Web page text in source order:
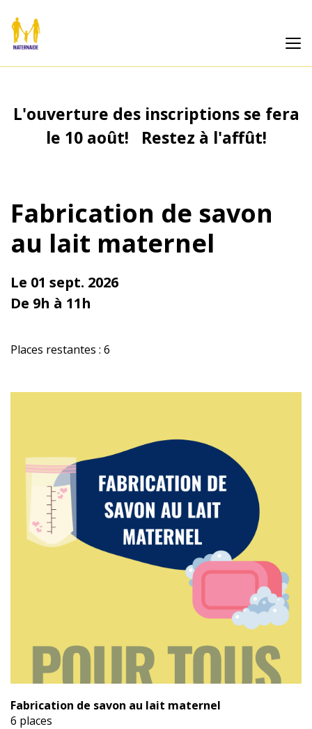
L'ouverture des inscriptions se fera
le 10 août! Restez à l'affût!
Fabrication de savon
au lait maternel
Le 01 sept. 2026
De 9h à 11h
Places restantes : 6
Fabrication de savon au lait maternel
6 places